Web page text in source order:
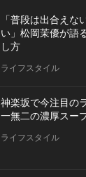
「普段は出合えな
い」松岡茉優が語
し方
ライフスタイル
神楽坂で今注目の
一無二の濃厚スー
ライフスタイル